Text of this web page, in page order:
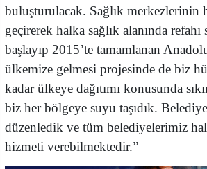
buluşturulacak. Sağlık merkezlerinin
geçirerek halka sağlık alanında refahı
başlayıp 2015’te tamamlanan
ülkemize gelmesi projesinde de biz
kadar ülkeye dağıtımı konusunda
biz her bölgeye suyu taşıdık.
düzenledik ve tüm belediyelerimiz
hizmeti verebilmektedir.”